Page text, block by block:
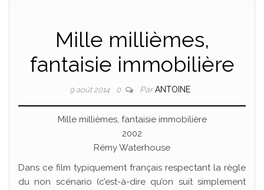
Mille millièmes,
fantaisie immobilière
9 août 2014 0 ParANTOINE
Mille millièmes, fantaisie immobilière
2002
Rémy Waterhouse
Dans ce film typiquement français respectant la règle
du non scénario (c’est-à-dire qu’on suit simplement